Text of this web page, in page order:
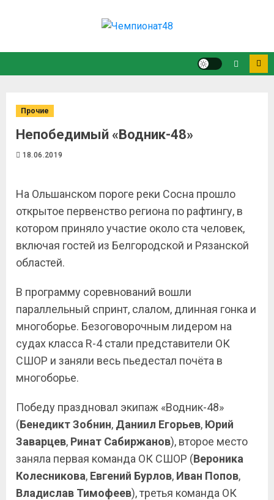
Прочие
Непобедимый «Водник-48»
18.06.2019
На Ольшанском пороге реки Сосна прошло
открытое первенство региона по рафтингу, в
котором приняло участие около ста человек,
включая гостей из Белгородской и Рязанской
областей.
В программу соревнований вошли
параллельный спринт, слалом, длинная гонка и
многоборье. Безоговорочным лидером на
судах класса R-4 стали представители ОК
СШОР и заняли весь пьедестал почёта в
многоборье.
Победу праздновал экипаж «Водник-48»
(Бенедикт Зобнин, Даниил Егорьев, Юрий
Заварцев, Ринат Сабиржанов), второе место
заняла первая команда ОК СШОР (Вероника
Колесникова, Евгений Бурлов, Иван Попов,
Владислав Тимофеев), третья команда ОК